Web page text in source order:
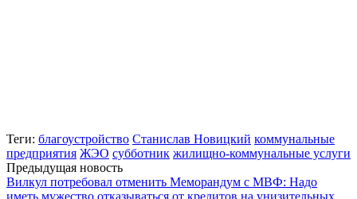
Теги: благоустройство Станислав Новицкий коммунальные
предприятия ЖЭО субботник жилищно-коммунальные услуги
Предыдущая новость
Вилкул потребовал отменить Меморандум с МВФ: Надо
иметь мужество отказываться от кредитов на унизительных